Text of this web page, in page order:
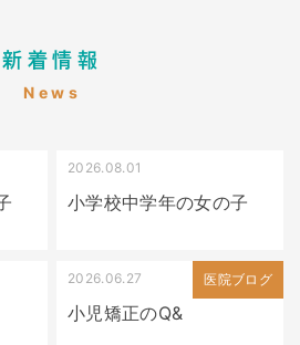
新着情報
News
） 2026.08.01
小学校中学年の女の子
医院ブログ
2026.06.27
小児矯正のQ&